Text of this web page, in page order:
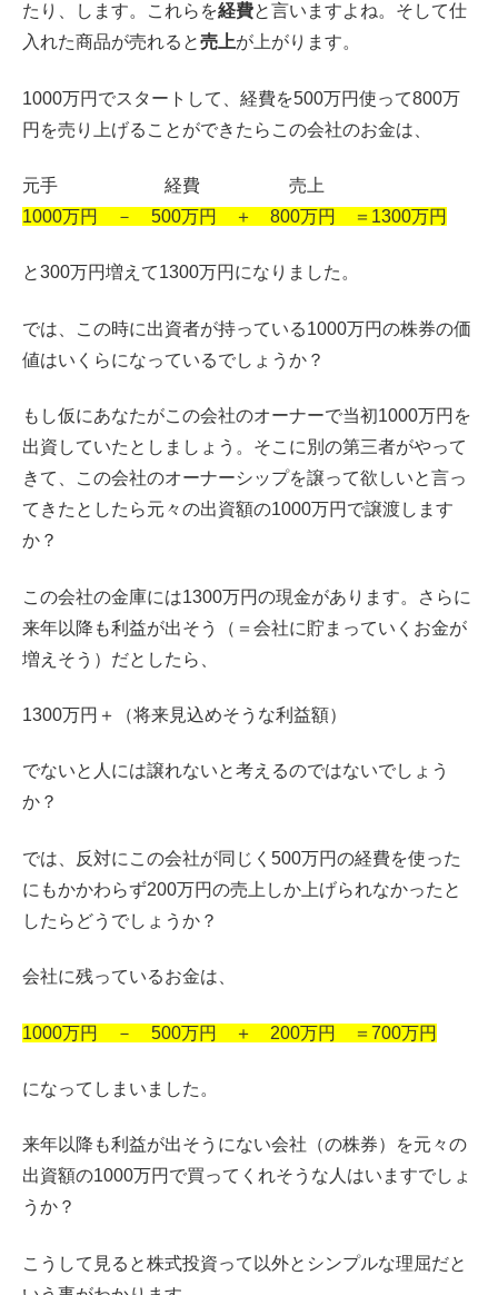
たり、します。これらを経費と言いますよね。そして仕
入れた商品が売れると売上が上がります。
1000万円でスタートして、経費を500万円使って800万
円を売り上げることができたらこの会社のお金は、
元手 経費 売上
1000万円 － 500万円 ＋ 800万円 ＝1300万円
と300万円増えて1300万円になりました。
では、この時に出資者が持っている1000万円の株券の価
値はいくらになっているでしょうか？
もし仮にあなたがこの会社のオーナーで当初1000万円を
出資していたとしましょう。そこに別の第三者がやって
きて、この会社のオーナーシップを譲って欲しいと言っ
てきたとしたら元々の出資額の1000万円で譲渡します
か？
この会社の金庫には1300万円の現金があります。さらに
来年以降も利益が出そう（＝会社に貯まっていくお金が
増えそう）だとしたら、
1300万円＋（将来見込めそうな利益額）
でないと人には譲れないと考えるのではないでしょう
か？
では、反対にこの会社が同じく500万円の経費を使った
にもかかわらず200万円の売上しか上げられなかったと
したらどうでしょうか？
会社に残っているお金は、
1000万円 － 500万円 ＋ 200万円 ＝700万円
になってしまいました。
来年以降も利益が出そうにない会社（の株券）を元々の
出資額の1000万円で買ってくれそうな人はいますでしょ
うか？
こうして見ると株式投資って以外とシンプルな理屈だと